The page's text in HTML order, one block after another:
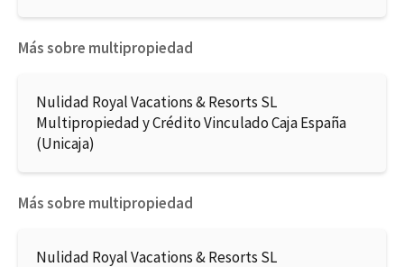
Más sobre multipropiedad
Nulidad Royal Vacations & Resorts SL
Multipropiedad y Crédito Vinculado Caja España
(Unicaja)
Más sobre multipropiedad
Nulidad Royal Vacations & Resorts SL